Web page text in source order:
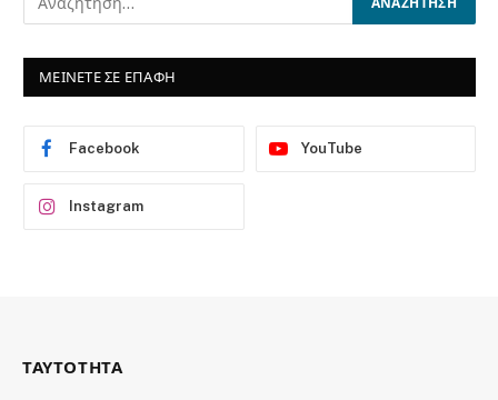
ΜΕΙΝΕΤΕ ΣΕ ΕΠΑΦΗ
Facebook YouTube
Instagram
ΤΑΥΤΟΤΗΤΑ